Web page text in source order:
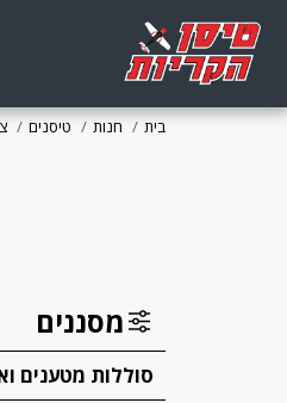
בית חנות טיסנים
מסננים
סוללות מטענים